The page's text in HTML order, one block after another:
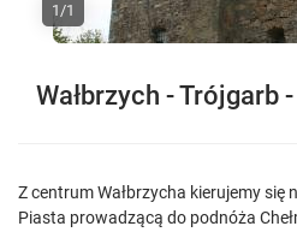
1/1
Wałbrzych - Trójgarb
Z centrum Wałbrzycha kierujemy się
Piasta prowadzącą do podnóża